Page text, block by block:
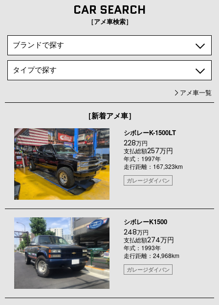
CAR SEARCH
［アメ車検索］
アメ車一覧
［新着アメ車］
シボレーK-1500LT
228万円
支払総額257万円
年式：1997年
走行距離：167,323km
ガレージダイバン
シボレーK1500
248万円
支払総額274万円
年式：1993年
走行距離：24,968km
ガレージダイバン